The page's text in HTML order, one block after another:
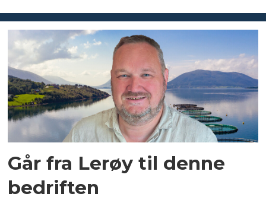
Går fra Lerøy til denne
bedriften